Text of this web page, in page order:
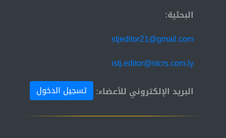
البحثية:
stjeditor21@gmail.com
istj.editor@stcrs.com.ly
البريد الإلكتروني للأعضاء:
تسجيل الدخول